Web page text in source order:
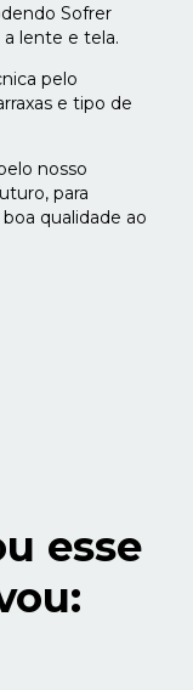
Sofrer
lente e tela.
pelo
e tipo de
nosso
para
qualidade ao
esse